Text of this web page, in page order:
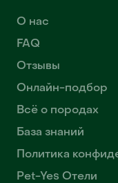
О нас
FAQ
Отзывы
Онлайн-подбор
Всё о породах
База знаний
Политика
Pet-Yes Отели